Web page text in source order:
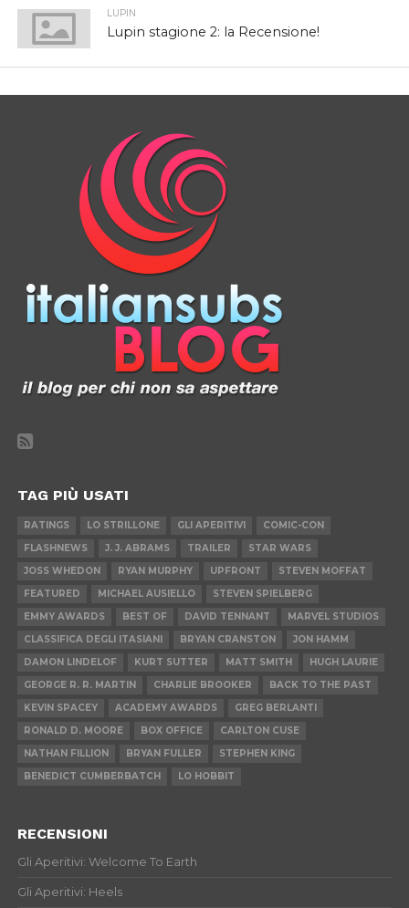
LUPIN
Lupin stagione 2: la Recensione!
TAG PIÙ USATI
RATINGS LO STRILLONE GLI APERITIVI
COMIC-CON
FLASHNEWS
J. J. ABRAMS TRAILER
STAR WARS
JOSS WHEDON
RYAN MURPHY UPFRONT
STEVEN MOFFAT
FEATURED
MICHAEL AUSIELLO
STEVEN SPIELBERG
EMMY AWARDS
BEST OF DAVID TENNANT
MARVEL STUDIOS
CLASSIFICA DEGLI ITASIANI
BRYAN CRANSTON
JON HAMM
DAMON LINDELOF
KURT SUTTER MATT SMITH
HUGH LAURIE
GEORGE R. R. MARTIN
CHARLIE BROOKER
BACK TO THE PAST
KEVIN SPACEY
ACADEMY AWARDS
GREG BERLANTI
RONALD D. MOORE
BOX OFFICE
CARLTON CUSE
NATHAN FILLION
BRYAN FULLER
STEPHEN KING
BENEDICT CUMBERBATCH
LO HOBBIT
RECENSIONI
Gli Aperitivi: Welcome To Earth
Gli Aperitivi: Heels